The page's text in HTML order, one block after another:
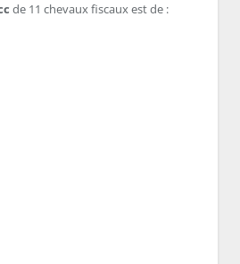
de 11 chevaux fiscaux est de :